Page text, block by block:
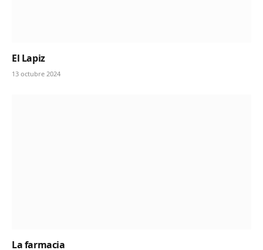
El Lapiz
13 octubre 2024
La farmacia